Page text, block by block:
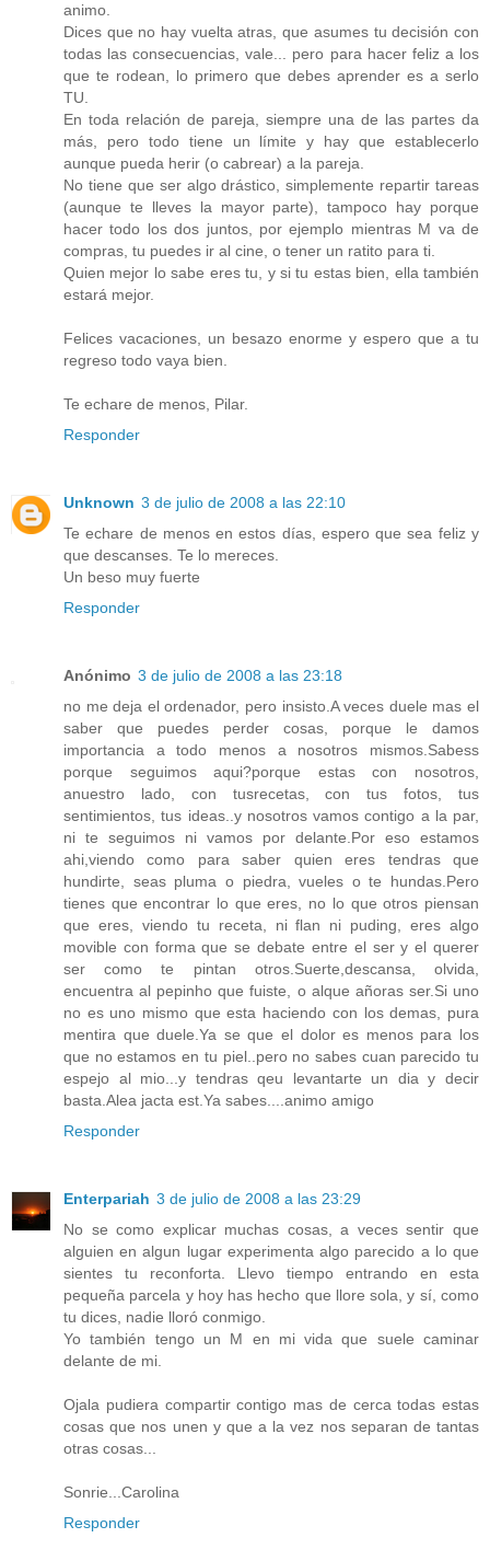
animo.
Dices que no hay vuelta atras, que asumes tu decisión con
todas las consecuencias, vale... pero para hacer feliz a los
que te rodean, lo primero que debes aprender es a serlo
TU.
En toda relación de pareja, siempre una de las partes da
más, pero todo tiene un límite y hay que establecerlo
aunque pueda herir (o cabrear) a la pareja.
No tiene que ser algo drástico, simplemente repartir tareas
(aunque te lleves la mayor parte), tampoco hay porque
hacer todo los dos juntos, por ejemplo mientras M va de
compras, tu puedes ir al cine, o tener un ratito para ti.
Quien mejor lo sabe eres tu, y si tu estas bien, ella también
estará mejor.
Felices vacaciones, un besazo enorme y espero que a tu
regreso todo vaya bien.
Te echare de menos, Pilar.
Responder
Unknown 3 de julio de 2008 a las 22:10
Te echare de menos en estos días, espero que sea feliz y
que descanses. Te lo mereces.
Un beso muy fuerte
Responder
Anónimo 3 de julio de 2008 a las 23:18
no me deja el ordenador, pero insisto.A veces duele mas el
saber que puedes perder cosas, porque le damos
importancia a todo menos a nosotros mismos.Sabess
porque seguimos aqui?porque estas con nosotros,
anuestro lado, con tusrecetas, con tus fotos, tus
sentimientos, tus ideas..y nosotros vamos contigo a la par,
ni te seguimos ni vamos por delante.Por eso estamos
ahi,viendo como para saber quien eres tendras que
hundirte, seas pluma o piedra, vueles o te hundas.Pero
tienes que encontrar lo que eres, no lo que otros piensan
que eres, viendo tu receta, ni flan ni puding, eres algo
movible con forma que se debate entre el ser y el querer
ser como te pintan otros.Suerte,descansa, olvida,
encuentra al pepinho que fuiste, o alque añoras ser.Si uno
no es uno mismo que esta haciendo con los demas, pura
mentira que duele.Ya se que el dolor es menos para los
que no estamos en tu piel..pero no sabes cuan parecido tu
espejo al mio...y tendras qeu levantarte un dia y decir
basta.Alea jacta est.Ya sabes....animo amigo
Responder
Enterpariah 3 de julio de 2008 a las 23:29
No se como explicar muchas cosas, a veces sentir que
alguien en algun lugar experimenta algo parecido a lo que
sientes tu reconforta. Llevo tiempo entrando en esta
pequeña parcela y hoy has hecho que llore sola, y sí, como
tu dices, nadie lloró conmigo.
Yo también tengo un M en mi vida que suele caminar
delante de mi.
Ojala pudiera compartir contigo mas de cerca todas estas
cosas que nos unen y que a la vez nos separan de tantas
otras cosas...
Sonrie...Carolina
Responder